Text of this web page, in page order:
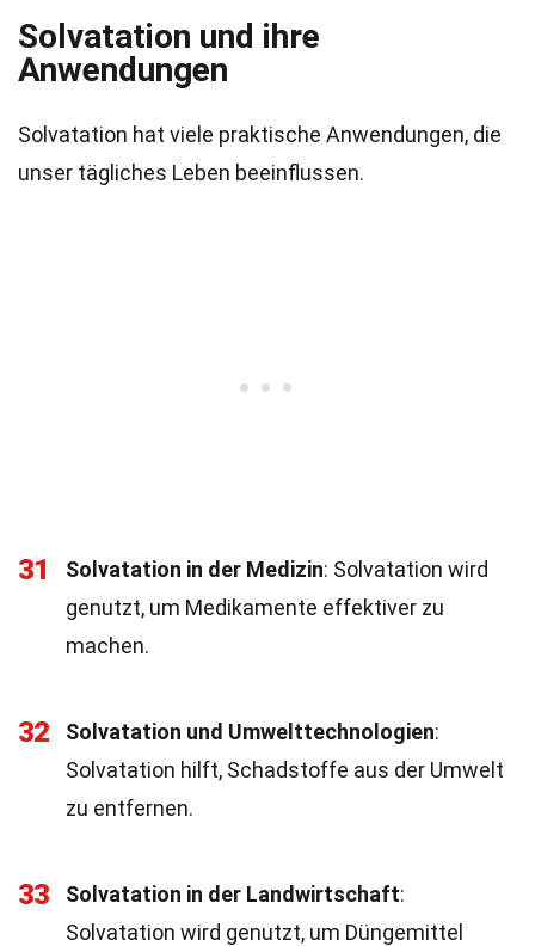
Solvatation und ihre
Anwendungen
Solvatation hat viele praktische Anwendungen, die
unser tägliches Leben beeinflussen.
31 Solvatation in der Medizin: Solvatation wird
genutzt, um Medikamente effektiver zu
machen.
32 Solvatation und Umwelttechnologien:
Solvatation hilft, Schadstoffe aus der Umwelt
zu entfernen.
33 Solvatation in der Landwirtschaft:
Solvatation wird genutzt, um Düngemittel